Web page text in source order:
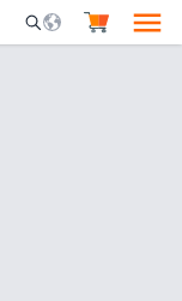
Mobile Search